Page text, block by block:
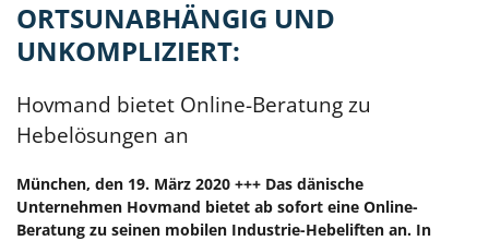
ORTSUNABHÄNGIG UND
UNKOMPLIZIERT:
Hovmand bietet Online-Beratung zu
Hebelösungen an
München, den 19. März 2020 +++ Das dänische
Unternehmen Hovmand bietet ab sofort eine Online-
Beratung zu seinen mobilen Industrie-Hebeliften an. In